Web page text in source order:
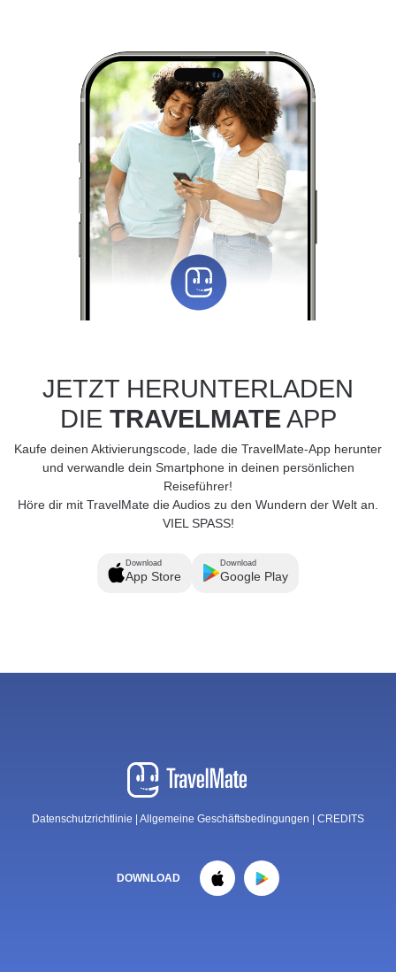
JETZT HERUNTERLADEN
DIE TRAVELMATEAPP
Kaufe deinen Aktivierungscode, lade die TravelMate-App herunter
und verwandle dein Smartphone in deinen persönlichen
Reiseführer!
Höre dir mit TravelMate die Audios zu den Wundern der Welt an.
VIEL SPASS!
Download
App Store
Download
Google Play
Datenschutzrichtlinie Allgemeine Geschäftsbedingungen CREDITS
DOWNLOAD